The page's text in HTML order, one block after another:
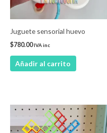
Juguete sensorial huevo
$780.00IVA inc
Añadir al carrito